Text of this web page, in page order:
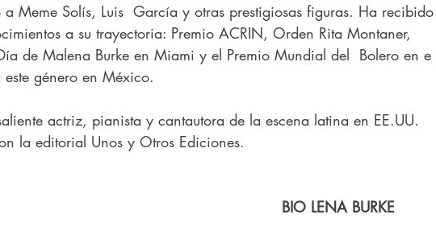
Meme Solís, Luis  García y otras prestigiosas figuras. Ha recibido
a su trayectoria: Premio ACRIN, Orden Rita Montaner,
de Malena Burke en Miami y el Premio Mundial del  Bolero en e
género en México.
actriz, pianista y cantautora de la escena latina en EE.UU.
la editorial Unos y Otros Ediciones.
BIO LENA BURKE